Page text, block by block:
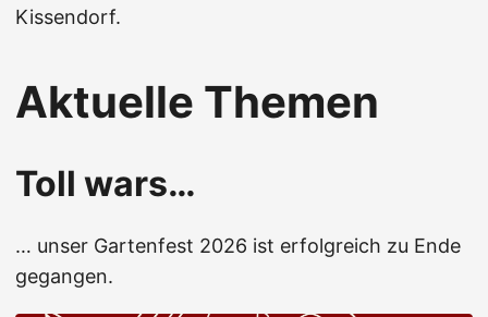
Kissendorf.
Aktuelle Themen
Toll wars…
… unser Gartenfest 2026 ist erfolgreich zu Ende
gegangen.